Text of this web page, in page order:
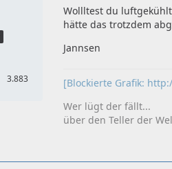
3.883
Wollltest du
hätte das trotzdem
Jannsen
[Blockierte Grafik:
Wer lügt der fällt...
über den Teller der